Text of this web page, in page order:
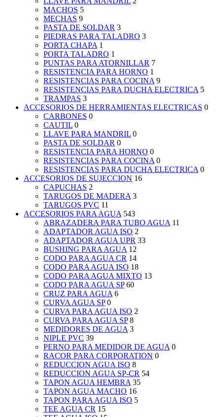
MACHOS 5
MECHAS 9
PASTA DE SOLDAR 3
PIEDRAS PARA TALADRO 3
PORTA CHAPA 1
PORTA TALADRO 1
PUNTAS PARA ATORNILLAR 7
RESISTENCIA PARA HORNO 1
RESISTENCIAS PARA COCINA 9
RESISTENCIAS PARA DUCHA ELECTRICA 5
TRAMPAS 3
ACCESORIOS DE HERRAMIENTAS ELECTRICAS 0
CARBONES 0
CAUTIL 0
LLAVE PARA MANDRIL 0
PASTA DE SOLDAR 0
RESISTENCIA PARA HORNO 0
RESISTENCIAS PARA COCINA 0
RESISTENCIAS PARA DUCHA ELECTRICA 0
ACCESORIOS DE SUJECCION 16
CAPUCHAS 2
TARUGOS DE MADERA 3
TARUGOS PVC 11
ACCESORIOS PARA AGUA 543
ABRAZADERA PARA TUBO AGUA 11
ADAPTADOR AGUA ISO 2
ADAPTADOR AGUA UPR 33
BUSHING PARA AGUA 12
CODO PARA AGUA CR 14
CODO PARA AGUA ISO 18
CODO PARA AGUA MIXTO 13
CODO PARA AGUA SP 60
CRUZ PARA AGUA 6
CURVA AGUA SP 0
CURVA PARA AGUA ISO 2
CURVA PARA AGUA SP 8
MEDIDORES DE AGUA 3
NIPLE PVC 39
PERNO PARA MEDIDOR DE AGUA 0
RACOR PARA CORPORATION 0
REDUCCION AGUA ISO 8
REDUCCION AGUA SP-CR 54
TAPON AGUA HEMBRA 35
TAPON AGUA MACHO 16
TAPON PARA AGUA ISO 5
TEE AGUA CR 15